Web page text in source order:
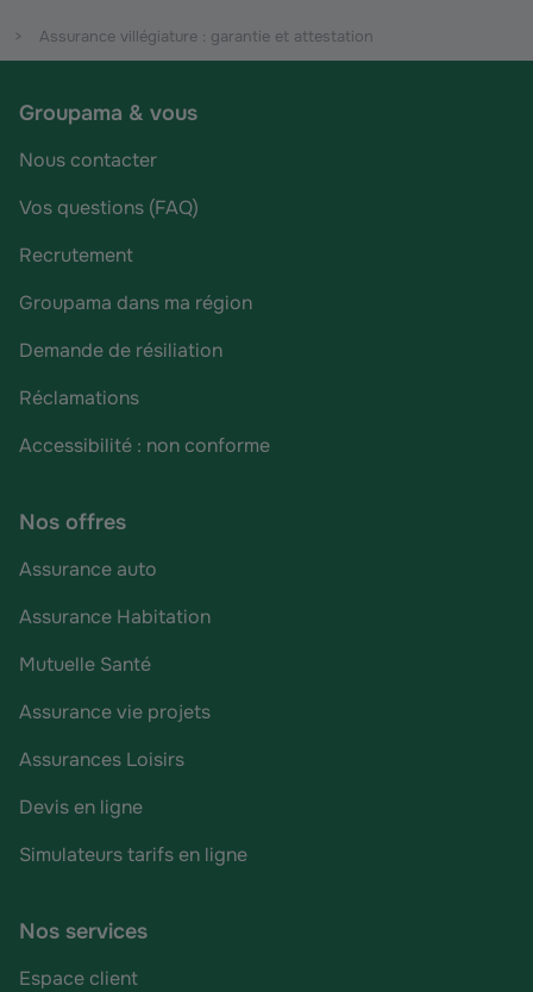
Assurance villégiature : garantie et attestation
Groupama & vous
Nous contacter
Vos questions (FAQ)
Recrutement
Groupama dans ma région
Demande de résiliation
Réclamations
Accessibilité : non conforme
Nos offres
Assurance auto
Assurance Habitation
Mutuelle Santé
Assurance vie projets
Assurances Loisirs
Devis en ligne
Simulateurs tarifs en ligne
Nos services
Espace client